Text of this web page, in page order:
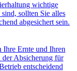
wichtige
sollten Sie alles
abgesichert sein.
Ihre Ernte und Ihren
der Absicherung für
entscheidend